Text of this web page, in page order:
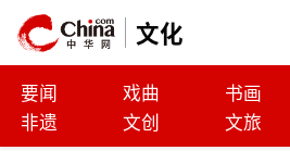
文化
要闻 戏曲 书画
非遗
文创 文旅